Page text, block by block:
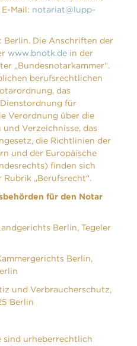
Mail: notariat@lupp-
Berlin. Die Anschriften der
www.bnotk.de in der
„Bundesnotarkammer“.
berufsrechtlichen
das
für
Verordnung über die
Verzeichnisse, das
die Richtlinien der
und der Europäische
finden sich
Rubrik „Berufsrecht“.
für den Notar
Berlin, Tegeler
Berlin,
und Verbraucherschutz,
Berlin
sind urheberrechtlich